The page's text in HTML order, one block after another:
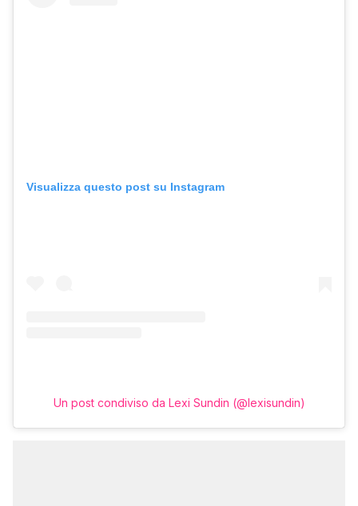
Visualizza questo post su Instagram
Un post condiviso da Lexi Sundin (@lexisundin)